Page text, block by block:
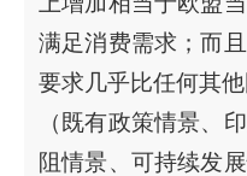
满足消费需求；而
要求几乎比任何其
（既有政策情景、
阻情景、可持续发